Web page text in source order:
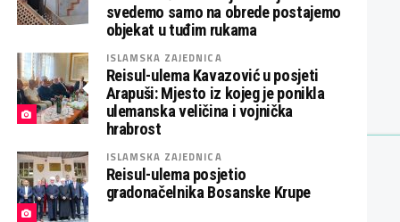
svedemo samo na obrede postajemo
objekat u tuđim rukama
ISLAMSKA ZAJEDNICA
Reisul-ulema Kavazović u posjeti
Arapuši: Mjesto iz kojeg je ponikla
ulemanska veličina i vojnička
hrabrost
ISLAMSKA ZAJEDNICA
Reisul-ulema posjetio
gradonačelnika Bosanske Krupe